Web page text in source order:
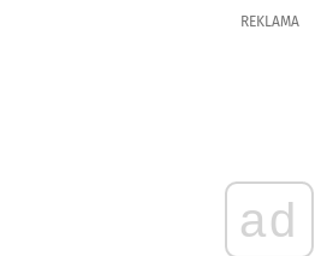
REKLAMA
ad